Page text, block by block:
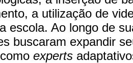
a utilização de
escola. Ao longo de
buscaram expandir
experts